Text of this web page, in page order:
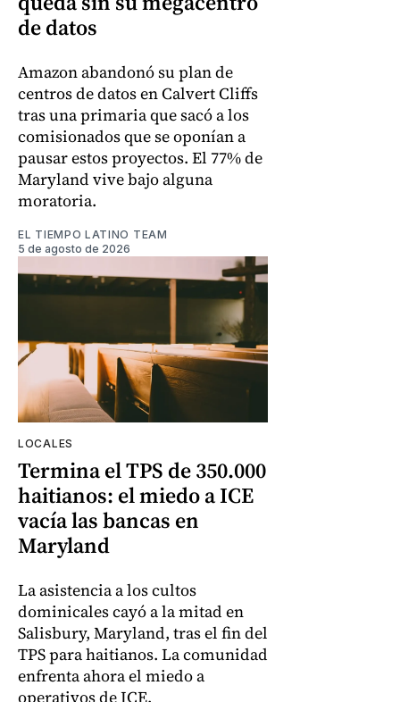
de datos
Amazon abandonó su plan de
centros de datos en Calvert Cliffs
tras una primaria que sacó a los
comisionados que se oponían a
pausar estos proyectos. El 77% de
Maryland vive bajo alguna
moratoria.
EL TIEMPO LATINO TEAM
5 de agosto de 2026
LOCALES
Termina el TPS de 350.000
haitianos: el miedo a ICE
vacía las bancas en
Maryland
La asistencia a los cultos
dominicales cayó a la mitad en
Salisbury, Maryland, tras el fin del
TPS para haitianos. La comunidad
enfrenta ahora el miedo a
operativos de ICE.